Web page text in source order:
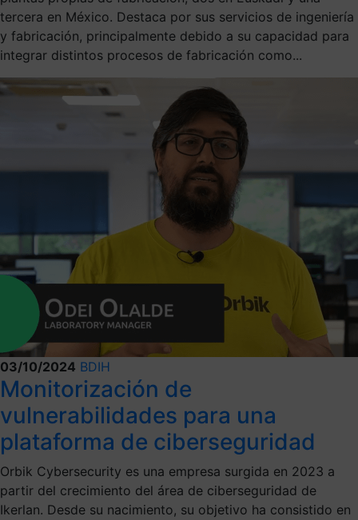
tercera en México. Destaca por sus servicios de ingeniería
y fabricación, principalmente debido a su capacidad para
integrar distintos procesos de fabricación como...
03/10/2024 BDIH
Monitorización de
vulnerabilidades para una
plataforma de ciberseguridad
Orbik Cybersecurity es una empresa surgida en 2023 a
partir del crecimiento del área de ciberseguridad de
Ikerlan. Desde su nacimiento, su objetivo ha consistido en